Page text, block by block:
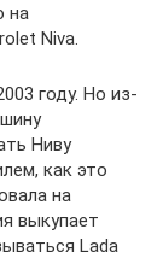
на
Niva.
году. Но из-
Ниву
как это
на
выкупает
Lada